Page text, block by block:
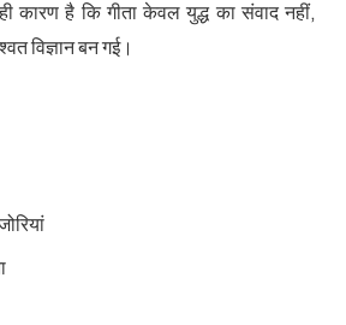
कारण है कि गीता केवल युद्ध का संवाद नहीं,
विज्ञान बन गई।